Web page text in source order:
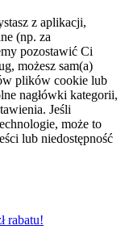
z aplikacji,
(np. za
pozostawić Ci
możesz sam(a)
plików cookie lub
nagłówki kategorii,
Jeśli
może to
lub niedostępność
rabatu!